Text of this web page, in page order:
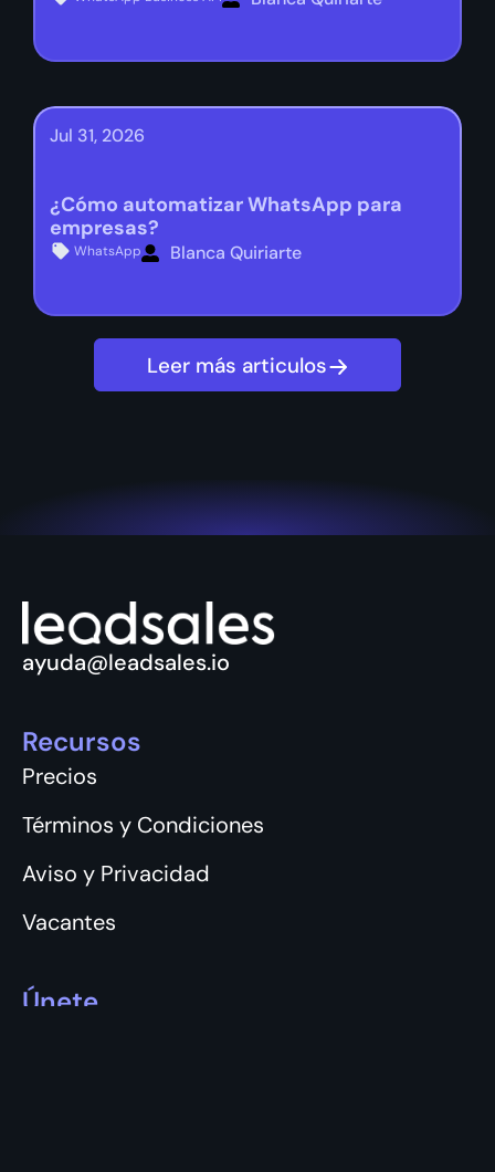
Jul 31, 2026
¿Cómo automatizar WhatsApp para
empresas?
WhatsApp Blanca Quiriarte
Leer más articulos
ayuda@leadsales.io
Recursos
Precios
Términos y Condiciones
Aviso y Privacidad
Vacantes
Únete